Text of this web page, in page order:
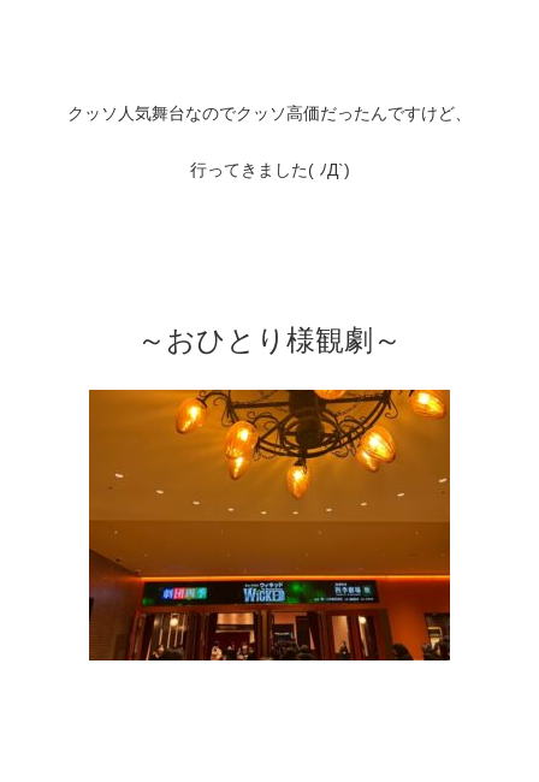
クッソ人気舞台なのでクッソ高価だったんですけど、
行ってきました( ﾉД`)
～おひとり様観劇～